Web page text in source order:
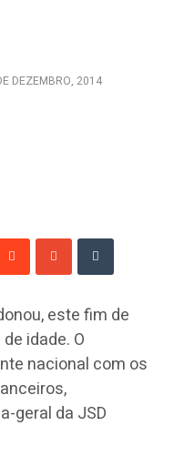
DEZEMBRO, 2014
este fim de
idade. O
nacional com os
geral da JSD